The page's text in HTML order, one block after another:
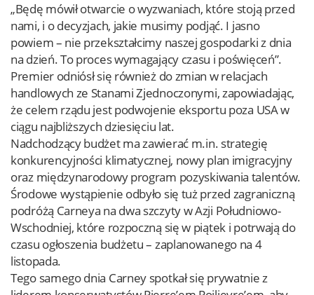
„Będę mówił otwarcie o wyzwaniach, które stoją przed
nami, i o decyzjach, jakie musimy podjąć. I jasno
powiem – nie przekształcimy naszej gospodarki z dnia
na dzień. To proces wymagający czasu i poświęceń”.
Premier odniósł się również do zmian w relacjach
handlowych ze Stanami Zjednoczonymi, zapowiadając,
że celem rządu jest podwojenie eksportu poza USA w
ciągu najbliższych dziesięciu lat.
Nadchodzący budżet ma zawierać m.in. strategię
konkurencyjności klimatycznej, nowy plan imigracyjny
oraz międzynarodowy program pozyskiwania talentów.
Środowe wystąpienie odbyło się tuż przed zagraniczną
podróżą Carneya na dwa szczyty w Azji Południowo-
Wschodniej, które rozpoczną się w piątek i potrwają do
czasu ogłoszenia budżetu – zaplanowanego na 4
listopada.
Tego samego dnia Carney spotkał się prywatnie z